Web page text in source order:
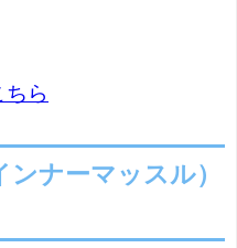
ちら
ナーマッスル）